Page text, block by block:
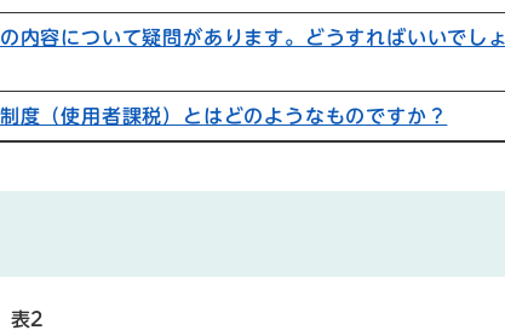
内容について疑問があります。どうすればいいでし
度（使用者課税）とはどのようなものですか？
表2